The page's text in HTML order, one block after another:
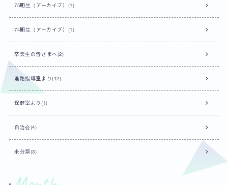
75期生（アーカイブ）(1)
74期生（アーカイブ）(1)
卒業生の皆さまへ(2)
進路指導室より(12)
保健室より(1)
自治会(4)
未分類(3)